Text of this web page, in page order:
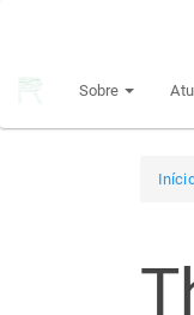
principal
Sobre